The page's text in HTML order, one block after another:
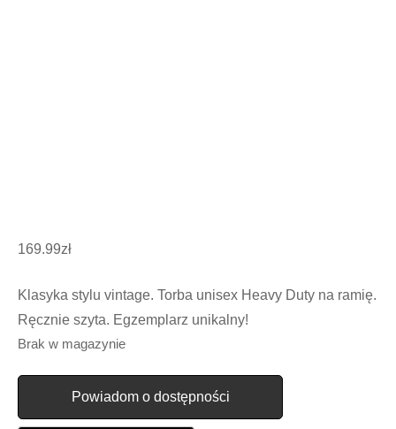
169.99zł
Klasyka stylu vintage. Torba unisex Heavy Duty na ramię.
Ręcznie szyta. Egzemplarz unikalny!
Brak w magazynie
Powiadom o dostępności